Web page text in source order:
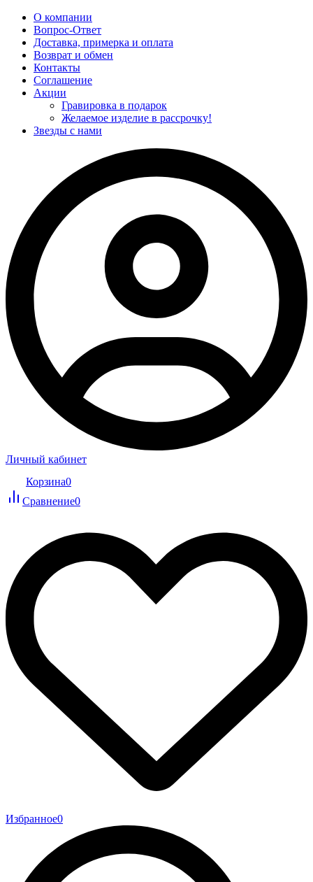
О компании
Вопрос-Ответ
Доставка, примерка и оплата
Возврат и обмен
Контакты
Соглашение
Акции
Гравировка в подарок
Желаемое изделие в рассрочку!
Звезды с нами
Личный кабинет
Корзина0
Сравнение0
Избранное0